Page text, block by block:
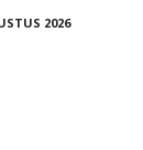
2026